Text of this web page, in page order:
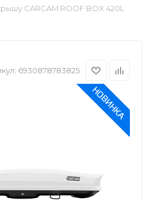
CARCAM ROOF BOX 420L
6930878783825